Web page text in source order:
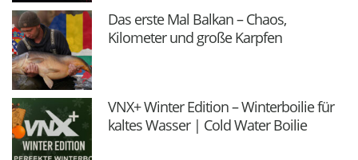
Das erste Mal Balkan – Chaos,
Kilometer und große Karpfen
VNX+ Winter Edition – Winterboilie für
kaltes Wasser | Cold Water Boilie